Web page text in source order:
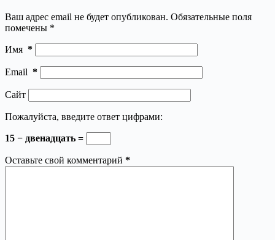
Ваш адрес email не будет опубликован. Обязательные поля
помечены *
Имя *
Email *
Сайт
Пожалуйста, введите ответ цифрами:
15 − двенадцать =
Оставьте свой комментарий *